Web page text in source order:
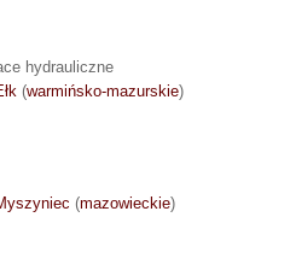
hydrauliczne
(warmińsko-mazurskie)
(mazowieckie)